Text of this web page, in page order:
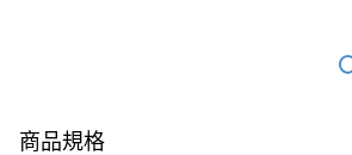
商品規格